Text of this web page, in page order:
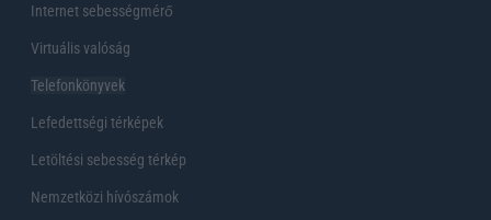
Internet sebességmérő
Virtuális valóság
Telefonkönyvek
Lefedettségi térképek
Letöltési sebesség térkép
Nemzetközi hívószámok